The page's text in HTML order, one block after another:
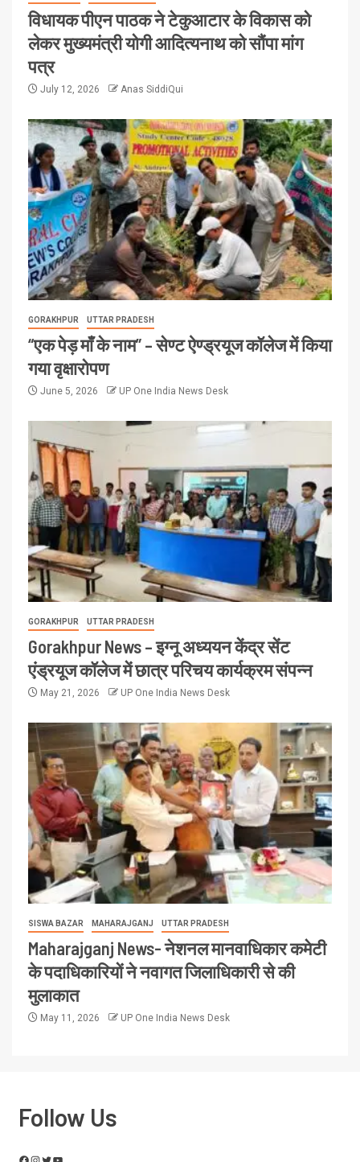
विधायक पीएन पाठक ने टेकुआटार के विकास को
लेकर मुख्यमंत्री योगी आदित्यनाथ को सौंपा मांग
पत्र
July 12, 2026 Anas SiddiQui
GORAKHPUR UTTAR PRADESH
“एक पेड़ माँ के नाम” – सेण्ट ऐण्ड्रयूज कॉलेज में किया
गया वृक्षारोपण
June 5, 2026 UP One India News Desk
GORAKHPUR UTTAR PRADESH
Gorakhpur News – इग्नू अध्ययन केंद्र सेंट
एंड्रयूज कॉलेज में छात्र परिचय कार्यक्रम संपन्न
May 21, 2026 UP One India News Desk
SISWA BAZAR MAHARAJGANJ UTTAR PRADESH
Maharajganj News- नेशनल मानवाधिकार कमेटी
के पदाधिकारियों ने नवागत जिलाधिकारी से की
मुलाकात
May 11, 2026 UP One India News Desk
Follow Us